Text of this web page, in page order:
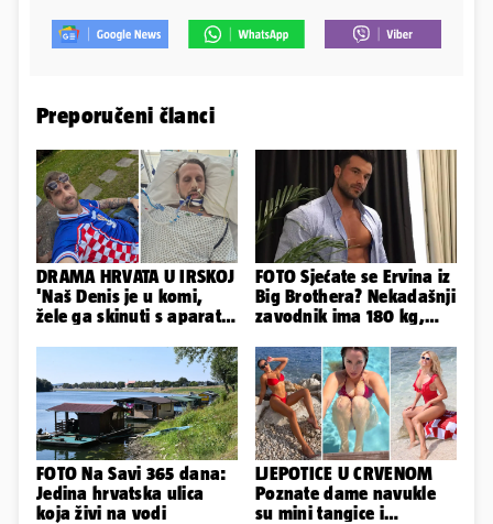
Preporučeni članci
DRAMA HRVATA U IRSKOJ
'Naš Denis je u komi,
žele ga skinuti s aparata!
FOTO Sjećate se Ervina iz
Big Brothera? Nekadašnji
zavodnik ima 180 kg,
FOTO Na Savi 365 dana:
Jedina hrvatska ulica
koja živi na vodi
LJEPOTICE U CRVENOM
Poznate dame navukle
su mini tangice i